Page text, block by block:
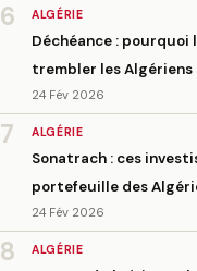
6 ALGÉRIE
Déchéance :
trembler les Algériens
24 Fév 2026
7 ALGÉRIE
Sonatrach : ces
portefeuille des
24 Fév 2026
8 ALGÉRIE